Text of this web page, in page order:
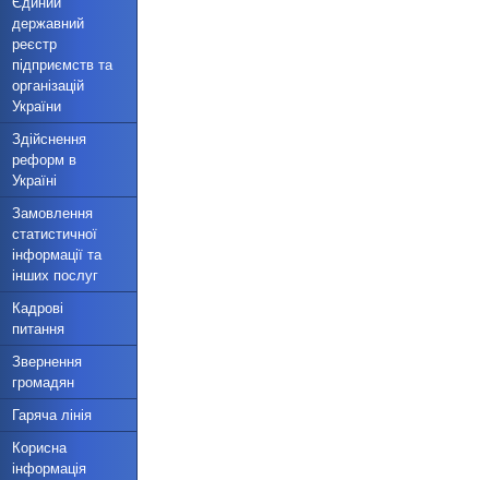
державний
реєстр
підприємств та
організацій
України
Здійснення
реформ в
Україні
Замовлення
статистичної
інформації та
інших послуг
Кадрові
питання
Звернення
громадян
Гаряча лінія
Корисна
інформація